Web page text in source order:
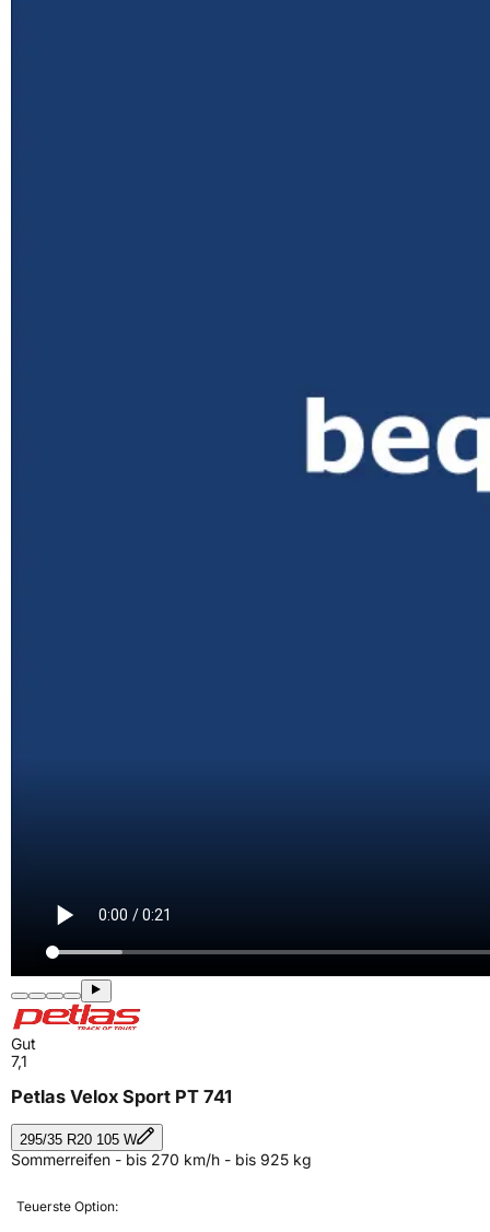
Gut
7,1
Petlas Velox Sport PT 741
295/35 R20 105 W
Sommerreifen - bis 270 km/h - bis 925 kg
Teuerste Option: